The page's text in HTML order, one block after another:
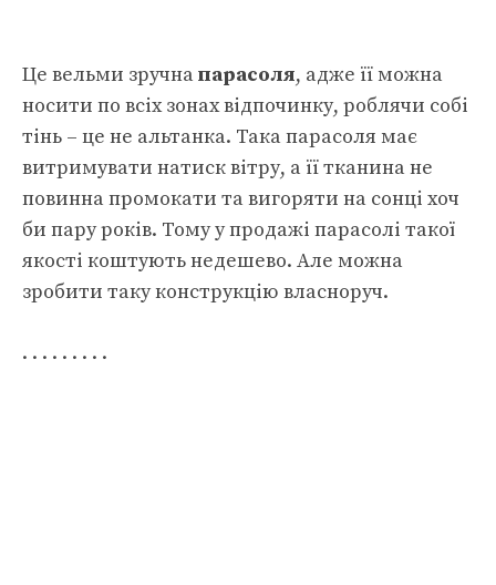
Це вельми зручнапарасоля, адже її можна
носити по всіх зонах відпочинку, роблячи собі
тінь – це не альтанка. Така парасоля має
витримувати натиск вітру, а її тканина не
повинна промокати та вигоряти на сонці хоч
би пару років. Тому у продажі парасолі такої
якості коштують недешево. Але можна
зробити таку конструкцію власноруч.
. . . . . . . . .